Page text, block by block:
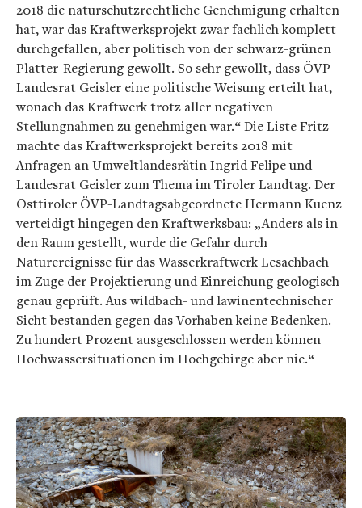
2018 die naturschutzrechtliche Genehmigung erhalten
hat, war das Kraftwerksprojekt zwar fachlich komplett
durchgefallen, aber politisch von der schwarz-grünen
Platter-Regierung gewollt. So sehr gewollt, dass ÖVP-
Landesrat Geisler eine politische Weisung erteilt hat,
wonach das Kraftwerk trotz aller negativen
Stellungnahmen zu genehmigen war.“ Die Liste Fritz
machte das Kraftwerksprojekt bereits 2018 mit
Anfragen an Umweltlandesrätin Ingrid Felipe und
Landesrat Geisler zum Thema im Tiroler Landtag. Der
Osttiroler ÖVP-Landtagsabgeordnete Hermann Kuenz
verteidigt hingegen den Kraftwerksbau: „Anders als in
den Raum gestellt, wurde die Gefahr durch
Naturereignisse für das Wasserkraftwerk Lesachbach
im Zuge der Projektierung und Einreichung geologisch
genau geprüft. Aus wildbach- und lawinentechnischer
Sicht bestanden gegen das Vorhaben keine Bedenken.
Zu hundert Prozent ausgeschlossen werden können
Hochwassersituationen im Hochgebirge aber nie.“